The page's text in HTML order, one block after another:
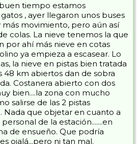
tiempo estamos
, ayer llegaron unos buses
más movimiento, pero aún así
colas. La nieve tenemos la que
por ahí más nieve en cotas
ya empieza a escasear. Lo
la nieve en pistas bien tratada
48 km abiertos dan de sobra
Costanera abierto con dos
bien....la zona con mucho
salirse de las 2 pistas
Nada que objetar en cuanto a
de la estación.......en
de ensueño. Que podría
ojalá...pero ni tan mal.